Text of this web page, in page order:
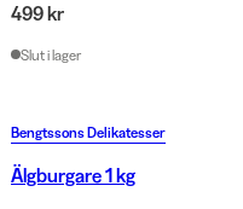
499 kr
Slut i lager
Bengtssons Delikatesser
Älgburgare 1 kg